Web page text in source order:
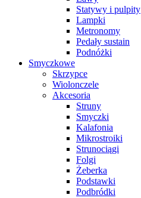
Statywy i pulpity
Lampki
Metronomy
Pedały sustain
Podnóżki
Smyczkowe
Skrzypce
Wiolonczele
Akcesoria
Struny
Smyczki
Kalafonia
Mikrostroiki
Strunociągi
Folgi
Żeberka
Podstawki
Podbródki